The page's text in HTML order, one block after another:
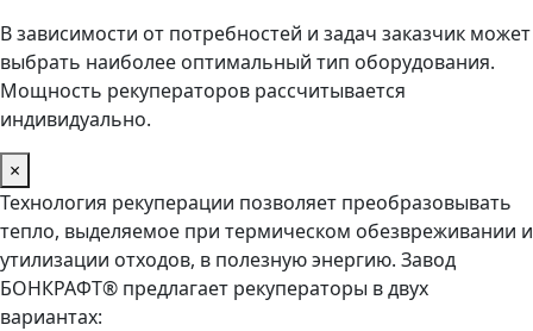
В зависимости от потребностей и задач заказчик может
выбрать наиболее оптимальный тип оборудования.
Мощность рекуператоров рассчитывается
индивидуально.
×
Технология рекуперации позволяет преобразовывать
тепло, выделяемое при термическом обезвреживании и
утилизации отходов, в полезную энергию. Завод
БОНКРАФТ® предлагает рекуператоры в двух
вариантах: